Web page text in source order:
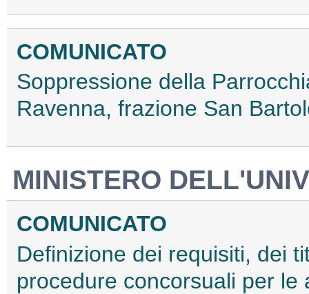
COMUNICATO
Soppressione della
Ravenna, frazione San
MINISTERO
COMUNICATO
Definizione dei requisiti, dei
procedure concorsuali per